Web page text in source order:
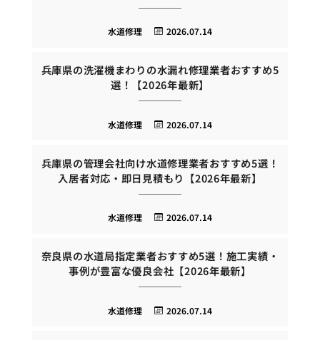
2026.07.14
水道修理
兵庫県の洗濯機まわりの水漏れ修理業者おすすめ5
選！【2026年最新】
2026.07.14
水道修理
兵庫県の管理会社向け水道修理業者おすすめ5選！
入居者対応・即日見積もり【2026年最新】
2026.07.14
水道修理
奈良県の水道局指定業者おすすめ5選！施工実績・
事例が豊富な優良会社【2026年最新】
2026.07.14
水道修理